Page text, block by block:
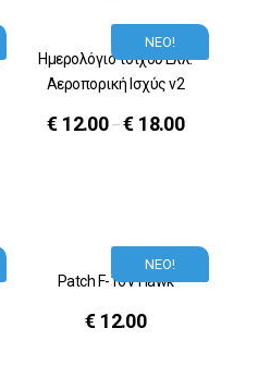
ΝΕΟ!
Ημερολόγιο τοίχου Ελλ.
Αεροπορική Ισχύς v2
€ 12.00–€ 18.00
ΝΕΟ!
Patch F-16V Hawk
€ 12.00